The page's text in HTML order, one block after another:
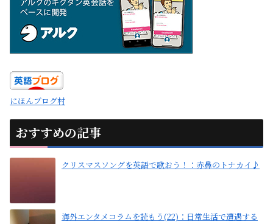
にほんブログ村
おすすめの記事
クリスマスソングを英語で歌おう！：赤鼻のトナカイ♪
海外エンタメコラムを読もう(22)：日常生活で遭遇する